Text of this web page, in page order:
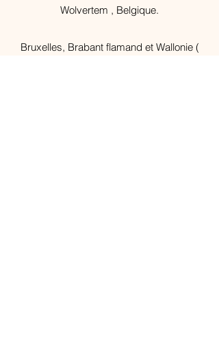
Wolvertem , Belgique.
Bruxelles, Brabant flamand et Wallonie (